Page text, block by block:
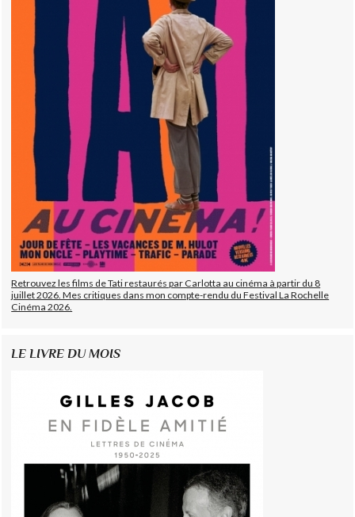
Retrouvez les films de Tati restaurés par Carlotta au cinéma à partir du 8
juillet 2026. Mes critiques dans mon compte-rendu du Festival La Rochelle
Cinéma 2026.
LE LIVRE DU MOIS